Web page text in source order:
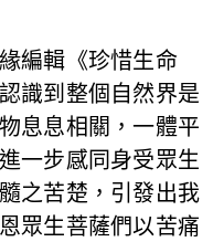
編輯《珍惜生命
識到整個自然界是
息息相關，一體平
一步感同身受眾生
之苦楚，引發出我
眾生菩薩們以苦痛